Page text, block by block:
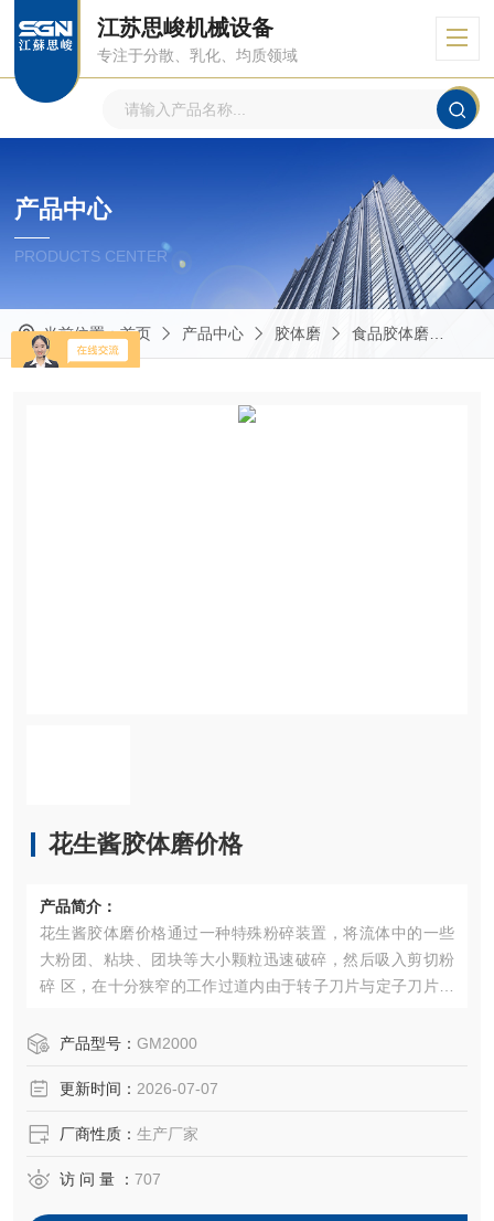
江苏思峻机械设备
专注于分散、乳化、均质领域
产品中心
PRODUCTS CENTER
当前位置：首页 产品中心 胶体磨 食品胶体磨
花生酱胶体磨价格
产品简介：
花生酱胶体磨价格通过一种特殊粉碎装置，将流体中的一些
大粉团、粘块、团块等大小颗粒迅速破碎，然后吸入剪切粉
碎 区，在十分狭窄的工作过道内由于转子刀片与定子刀片相
产品型号： GM2000
更新时间： 2026-07-07
厂商性质： 生产厂家
访 问 量 ： 707